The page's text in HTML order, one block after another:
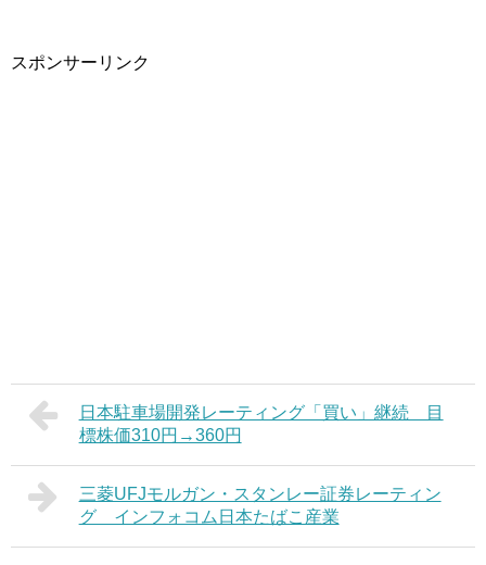
スポンサーリンク
日本駐車場開発レーティング「買い」継続 目
標株価310円→360円
三菱UFJモルガン・スタンレー証券レーティン
グ インフォコム日本たばこ産業